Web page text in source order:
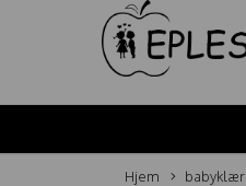
Hjem babyklær